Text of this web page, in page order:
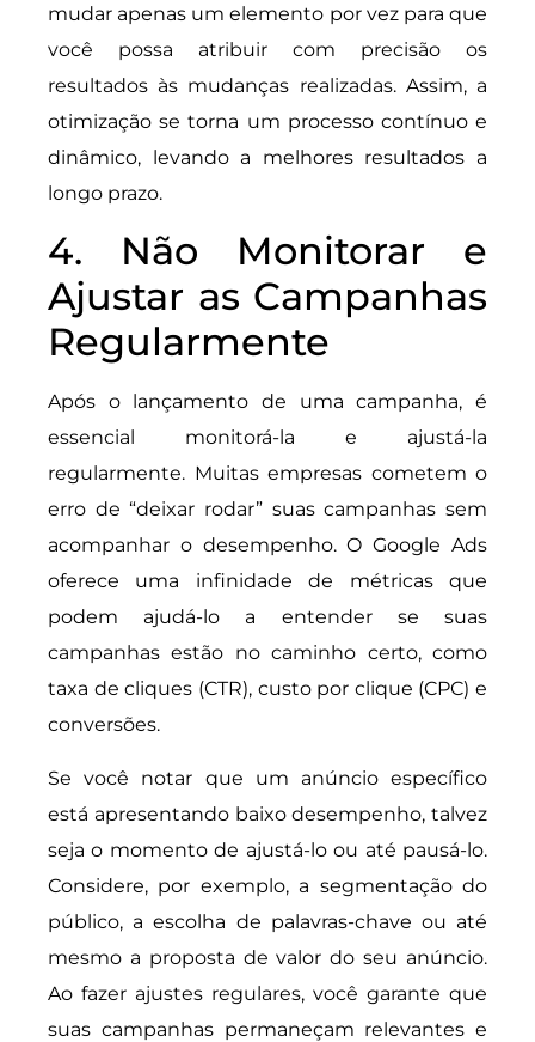
mudar apenas um elemento por vez para que
você possa atribuir com precisão os
resultados às mudanças realizadas. Assim, a
otimização se torna um processo contínuo e
dinâmico, levando a melhores resultados a
longo prazo.
4. Não Monitorar e
Ajustar as Campanhas
Regularmente
Após o lançamento de uma campanha, é
essencial monitorá-la e ajustá-la
regularmente. Muitas empresas cometem o
erro de “deixar rodar” suas campanhas sem
acompanhar o desempenho. O Google Ads
oferece uma infinidade de métricas que
podem ajudá-lo a entender se suas
campanhas estão no caminho certo, como
taxa de cliques (CTR), custo por clique (CPC) e
conversões.
Se você notar que um anúncio específico
está apresentando baixo desempenho, talvez
seja o momento de ajustá-lo ou até pausá-lo.
Considere, por exemplo, a segmentação do
público, a escolha de palavras-chave ou até
mesmo a proposta de valor do seu anúncio.
Ao fazer ajustes regulares, você garante que
suas campanhas permaneçam relevantes e